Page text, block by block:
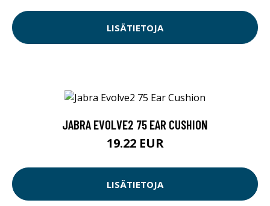
LISÄTIETOJA
JABRA EVOLVE2 75 EAR CUSHION
19.22 EUR
LISÄTIETOJA